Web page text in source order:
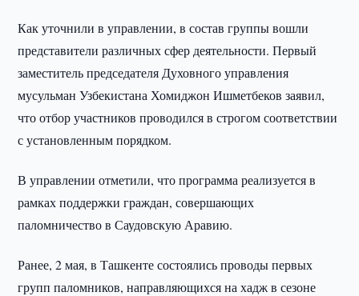
Как уточнили в управлении, в состав группы вошли
представители различных сфер деятельности. Первый
заместитель председателя Духовного управления
мусульман Узбекистана Хомиджон Ишметбеков заявил,
что отбор участников проводился в строгом соответствии
с установленным порядком.
В управлении отметили, что программа реализуется в
рамках поддержки граждан, совершающих
паломничество в Саудовскую Аравию.
Ранее, 2 мая, в Ташкенте состоялись проводы первых
групп паломников, направляющихся на хадж в сезоне